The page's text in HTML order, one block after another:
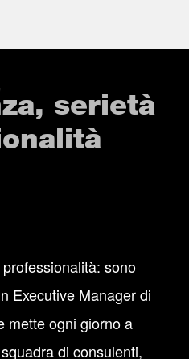
serietà
sono
Executive Manager di
mette ogni giorno a
di consulenti,